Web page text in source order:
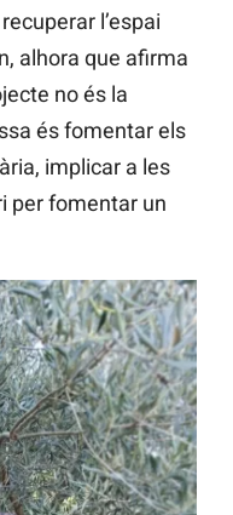
l’espai
alhora que afirma
no és la
és fomentar els
implicar a les
per fomentar un